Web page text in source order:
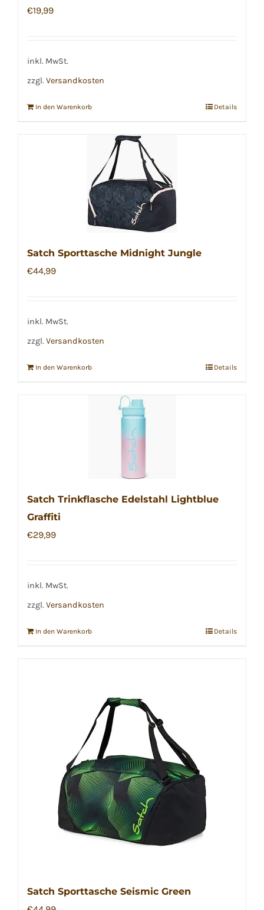
€19,99
inkl. MwSt.
zzgl. Versandkosten
In den Warenkorb Details
Satch Sporttasche Midnight Jungle
€44,99
inkl. MwSt.
zzgl. Versandkosten
In den Warenkorb Details
Satch Trinkflasche Edelstahl Lightblue
Graffiti
€29,99
inkl. MwSt.
zzgl. Versandkosten
In den Warenkorb Details
Satch Sporttasche Seismic Green